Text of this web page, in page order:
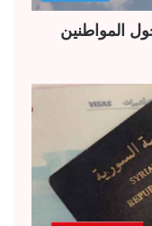
المواطنين